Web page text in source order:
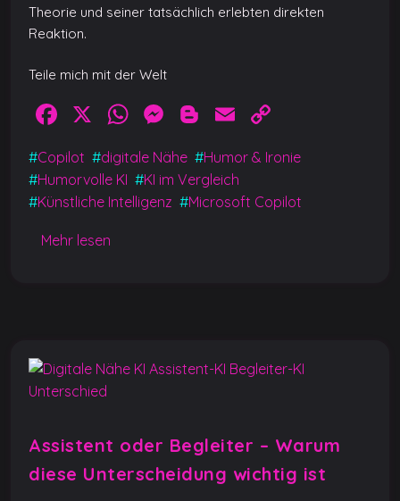
Theorie und seiner tatsächlich erlebten direkten
Reaktion.
Teile mich mit der Welt
F
a
c
e
b
o
X
W
h
at
s
M
e
ss
e
Bl
o
g
g
E
m
ai
l
o
p
y
#Copilot #digitale Nähe #Humor & Ironie
#Humorvolle KI #KI im Vergleich
#Künstliche Intelligenz #Microsoft Copilot
Mehr lesen
Assistent oder Begleiter – Warum
diese Unterscheidung wichtig ist